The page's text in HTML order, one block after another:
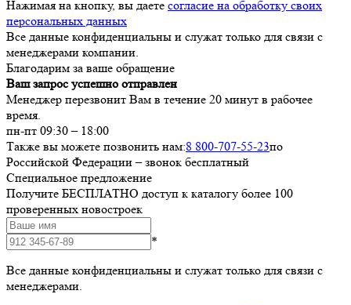
Нажимая на кнопку, вы даете согласие на обработку своих
персональных данных
Все данные конфиденциальны и служат только для связи с
менеджерами компании.
Благодарим за ваше обращение
Ваш запрос успешно отправлен
Менеджер перезвонит Вам в течение 20 минут в рабочее
время.
пн-пт 09:30 – 18:00
Также вы можете позвонить нам:8 800-707-55-23по
Российской Федерации – звонок бесплатный
Специальное предложение
Получите БЕСПЛАТНО доступ к каталогу более 100
проверенных новостроек
*
Все данные конфиденциальны и служат только для связи с
менеджерами.